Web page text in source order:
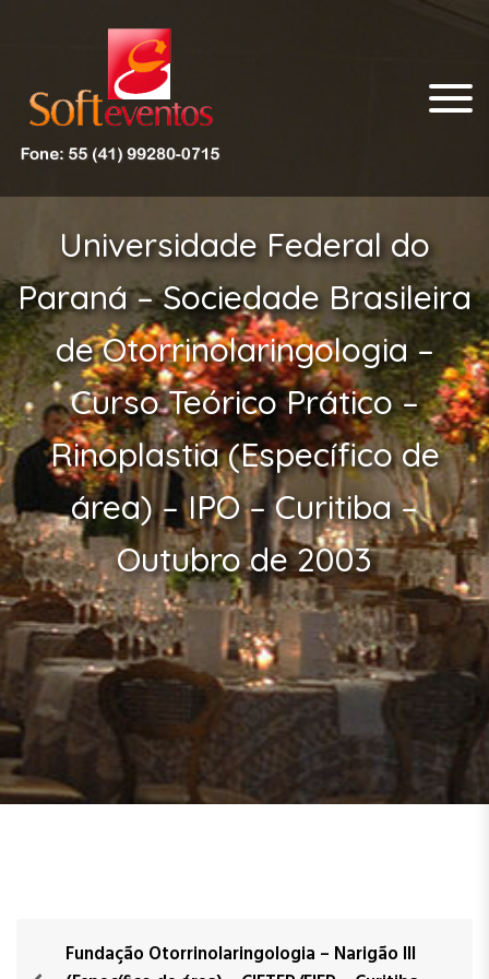
Soft Eventos
Fone: 41-99280-0715 – Agência realizadora de
Universidade Federal do
Paraná – Sociedade Brasileira
de Otorrinolaringologia –
Curso Teórico Prático –
Rinoplastia (Específico de
área) – IPO – Curitiba –
Outubro de 2003
Fundação Otorrinolaringologia – Narigão III